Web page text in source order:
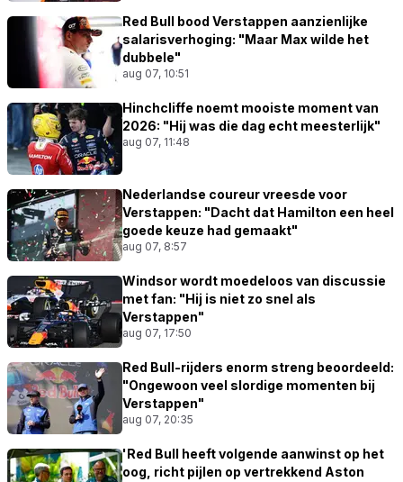
Red Bull bood Verstappen aanzienlijke
salarisverhoging: "Maar Max wilde het
dubbele"
aug 07, 10:51
Hinchcliffe noemt mooiste moment van
2026: "Hij was die dag echt meesterlijk"
aug 07, 11:48
Nederlandse coureur vreesde voor
Verstappen: "Dacht dat Hamilton een heel
goede keuze had gemaakt"
aug 07, 8:57
Windsor wordt moedeloos van discussie
met fan: "Hij is niet zo snel als
Verstappen"
aug 07, 17:50
Red Bull-rijders enorm streng beoordeeld:
"Ongewoon veel slordige momenten bij
Verstappen"
aug 07, 20:35
'Red Bull heeft volgende aanwinst op het
oog, richt pijlen op vertrekkend Aston